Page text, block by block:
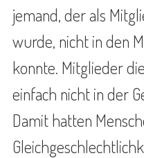
jemand, der als
wurde, nicht in den
konnte. Mitglieder
einfach nicht in der
Damit hatten